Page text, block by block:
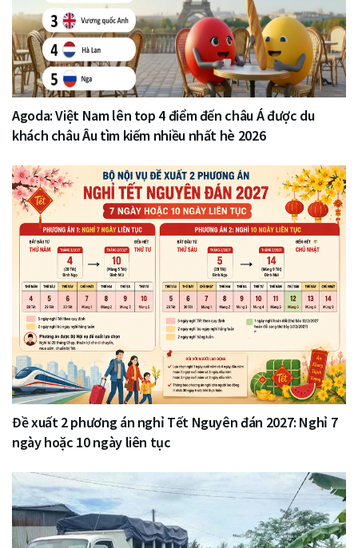
Agoda: Việt Nam lên top 4 điểm đến châu Á được du
khách châu Âu tìm kiếm nhiều nhất hè 2026
Đề xuất 2 phương án nghỉ Tết Nguyên đán 2027: Nghỉ 7
ngày hoặc 10 ngày liên tục